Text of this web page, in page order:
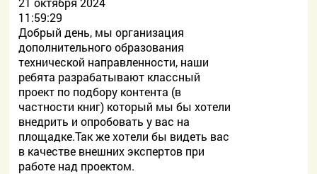
11:59:29
Добрый день, мы организация
дополнительного образования
технической направленности, наши
ребята разрабатывают классный
проект по подбору контента (в
частности книг) который мы бы хотели
внедрить и опробовать у вас на
площадке.Так же хотели бы видеть вас
в качестве внешних экспертов при
работе над проектом.